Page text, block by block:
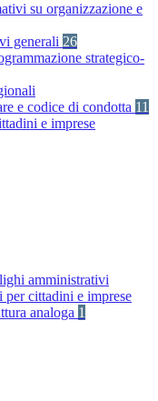
su organizzazione e
generali 26
strategico-
e codice di condotta 11
e imprese
amministrativi
cittadini e imprese
analoga 1